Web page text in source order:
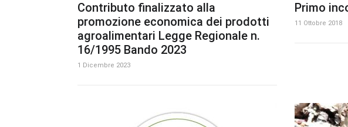
Contributo finalizzato alla
promozione economica dei prodotti
agroalimentari Legge Regionale n.
16/1995 Bando 2023
1 Dicembre 2023
Primo
11 Ottobre 2018